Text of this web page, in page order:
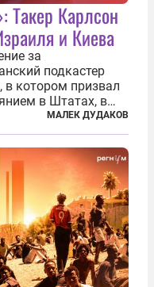
Такер Карлсон
и Киева
за
подкастер
котором призвал
в Штатах, в
А также
выплатить
прием мигрантов...
МАЛЕК ДУДАКОВ